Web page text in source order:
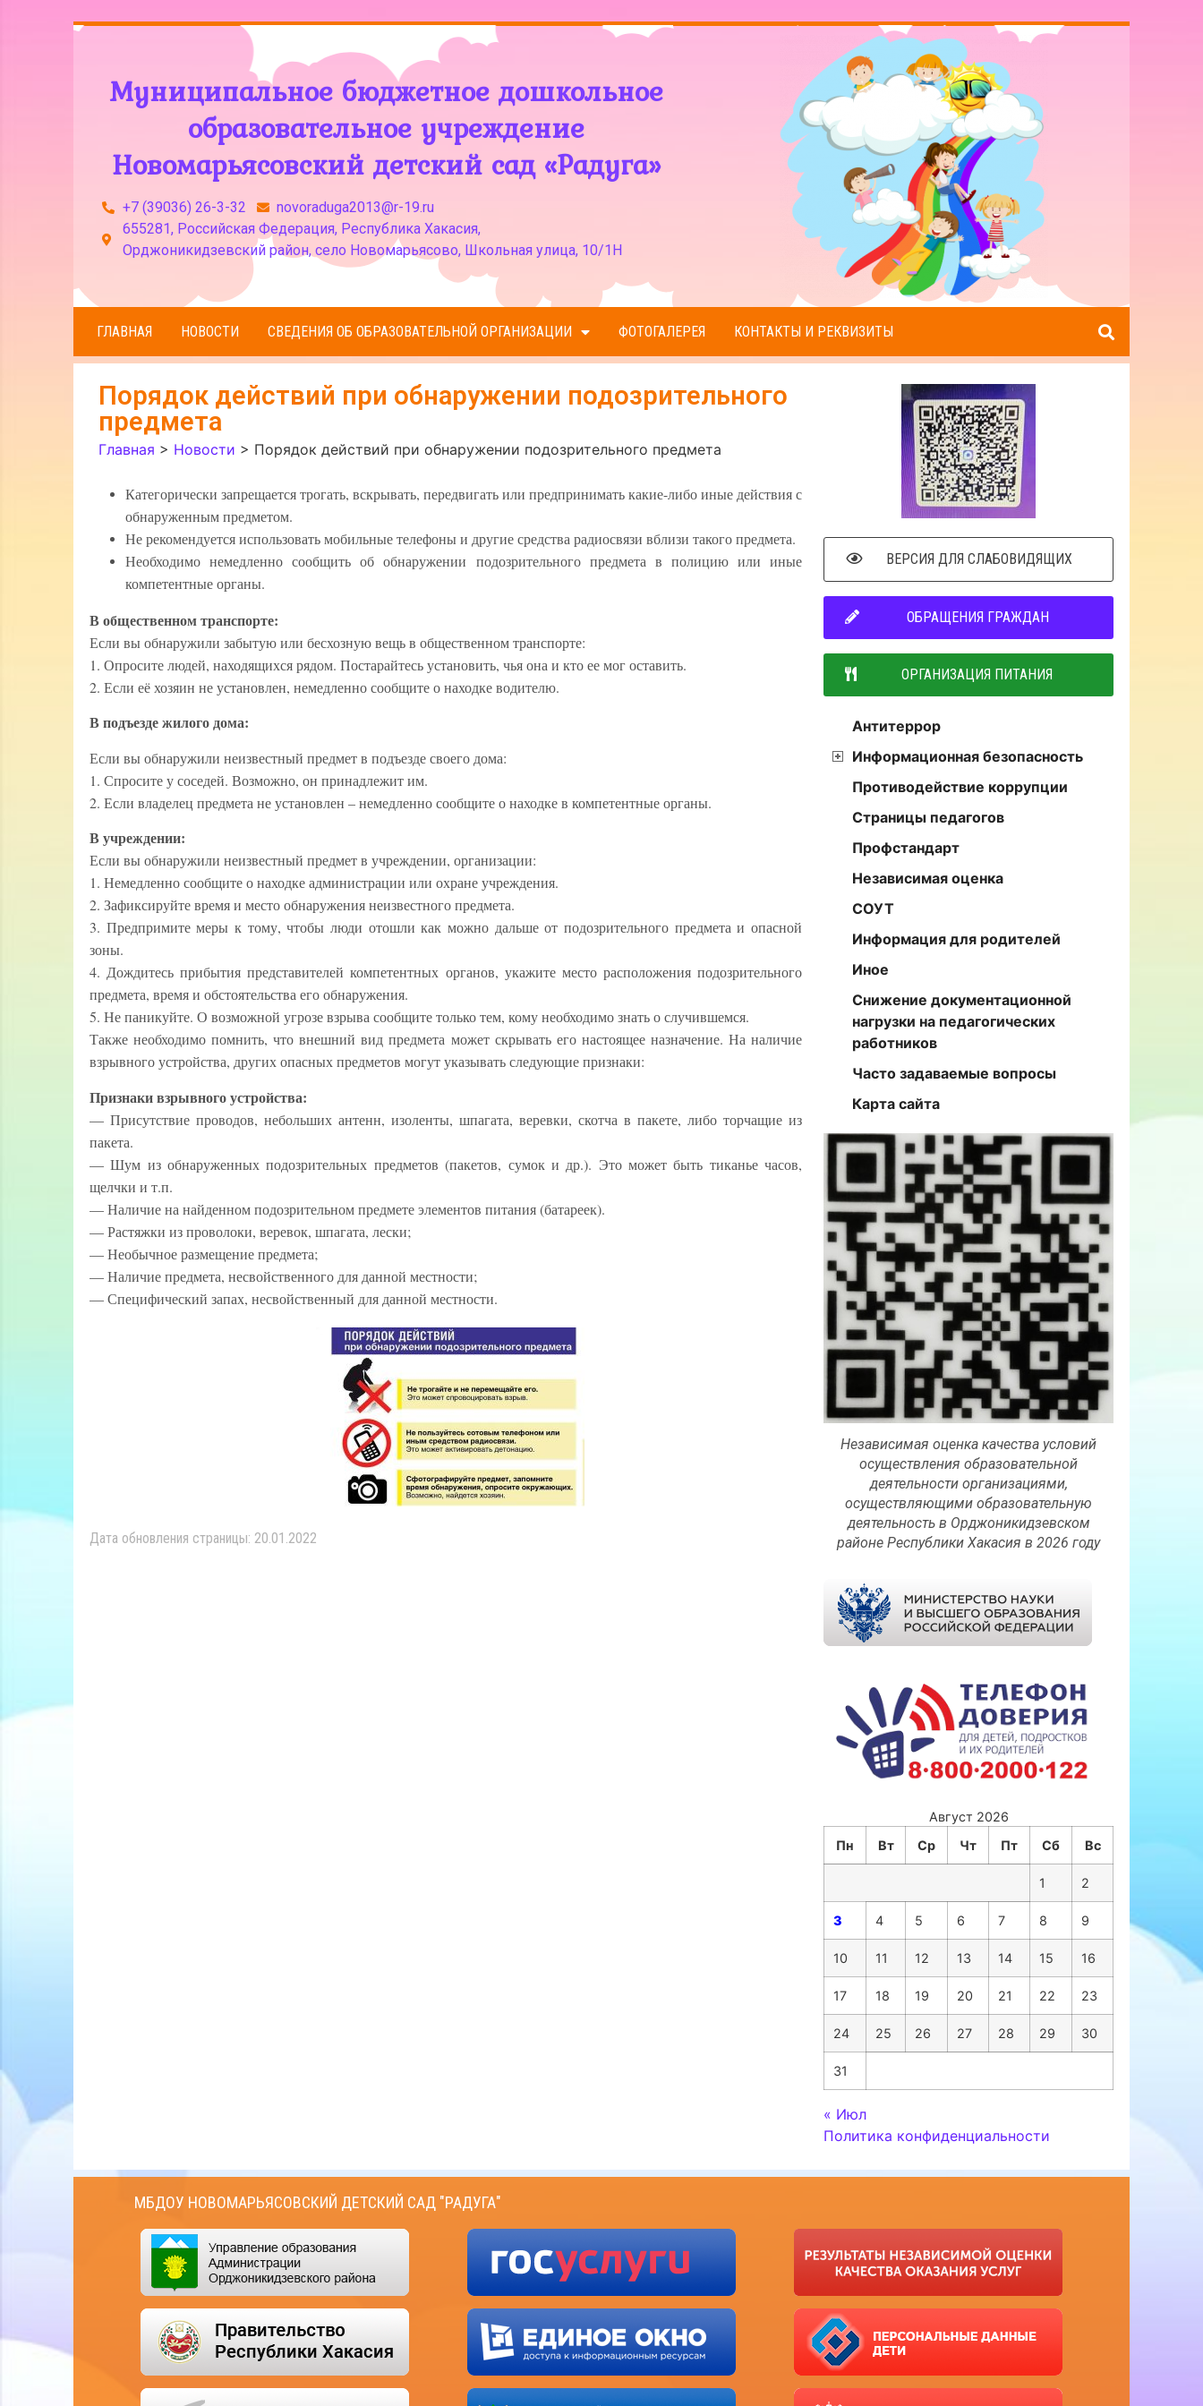
Муниципальное бюджетное дошкольное
образовательное учреждение
Новомарьясовский детский сад «Радуга»
+7 (39036) 26-3-32
novoraduga2013@r-19.ru
655281, Российская Федерация, Республика Хакасия,
Орджоникидзевский район, село Новомарьясово, Школьная улица, 10/1Н
ГЛАВНАЯ НОВОСТИ СВЕДЕНИЯ ОБ ОБРАЗОВАТЕЛЬНОЙ ОРГАНИЗАЦИИ ФОТОГАЛЕРЕЯ КОНТАКТЫ И РЕКВИЗИТЫ
Порядок действий при обнаружении подозрительного
предмета
Главная > Новости > Порядок действий при обнаружении подозрительного предмета
Категорически запрещается трогать, вскрывать, передвигать или предпринимать какие-либо иные действия с
обнаруженным предметом.
Не рекомендуется использовать мобильные телефоны и другие средства радиосвязи вблизи такого предмета.
Необходимо немедленно сообщить об обнаружении подозрительного предмета в полицию или иные
компетентные органы.
В общественном транспорте:
Если вы обнаружили забытую или бесхозную вещь в общественном транспорте:
1. Опросите людей, находящихся рядом. Постарайтесь установить, чья она и кто ее мог оставить.
2. Если её хозяин не установлен, немедленно сообщите о находке водителю.
В подъезде жилого дома:
Если вы обнаружили неизвестный предмет в подъезде своего дома:
1. Спросите у соседей. Возможно, он принадлежит им.
2. Если владелец предмета не установлен – немедленно сообщите о находке в компетентные органы.
В учреждении:
Если вы обнаружили неизвестный предмет в учреждении, организации:
1. Немедленно сообщите о находке администрации или охране учреждения.
2. Зафиксируйте время и место обнаружения неизвестного предмета.
3. Предпримите меры к тому, чтобы люди отошли как можно дальше от подозрительного предмета и опасной
зоны.
4. Дождитесь прибытия представителей компетентных органов, укажите место расположения подозрительного
предмета, время и обстоятельства его обнаружения.
5. Не паникуйте. О возможной угрозе взрыва сообщите только тем, кому необходимо знать о случившемся.
Также необходимо помнить, что внешний вид предмета может скрывать его настоящее назначение. На наличие
взрывного устройства, других опасных предметов могут указывать следующие признаки:
Признаки взрывного устройства:
— Присутствие проводов, небольших антенн, изоленты, шпагата, веревки, скотча в пакете, либо торчащие из
пакета.
— Шум из обнаруженных подозрительных предметов (пакетов, сумок и др.). Это может быть тиканье часов,
щелчки и т.п.
— Наличие на найденном подозрительном предмете элементов питания (батареек).
— Растяжки из проволоки, веревок, шпагата, лески;
— Необычное размещение предмета;
— Наличие предмета, несвойственного для данной местности;
— Специфический запах, несвойственный для данной местности.
Дата обновления страницы: 20.01.2022
ВЕРСИЯ ДЛЯ СЛАБОВИДЯЩИХ
ОБРАЩЕНИЯ ГРАЖДАН
ОРГАНИЗАЦИЯ ПИТАНИЯ
Антитеррор
Информационная безопасность
Противодействие коррупции
Страницы педагогов
Профстандарт
Независимая оценка
СОУТ
Информация для родителей
Иное
Снижение документационной
нагрузки на педагогических
работников
Часто задаваемые вопросы
Карта сайта
Независимая оценка качества условий
осуществления образовательной
деятельности организациями,
осуществляющими образовательную
деятельность в Орджоникидзевском
районе Республики Хакасия в 2026 году
Август 2026
Пн
Вт Ср Чт Пт Сб Вс
1 2
3 4 5 6 7 8 9
10 11 12 13 14 15 16
17 18 19 20 21 22 23
24 25 26 27 28 29 30
31
« Июл
Политика конфиденциальности
МБДОУ НОВОМАРЬЯСОВСКИЙ ДЕТСКИЙ САД "РАДУГА"